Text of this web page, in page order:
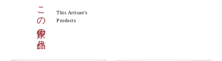
この作家の作品
This Artisan’s
Products